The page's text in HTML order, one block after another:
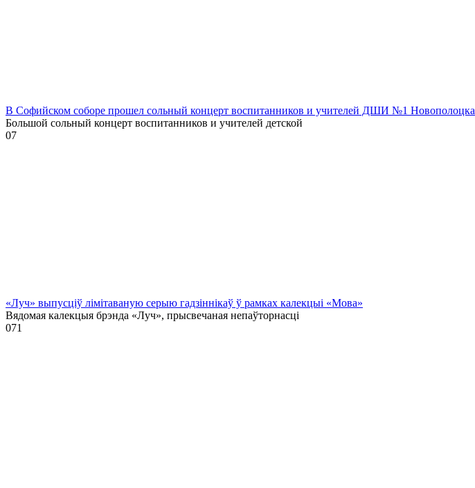
В Софийском соборе прошел сольный концерт воспитанников и учителей ДШИ №1 Новополоцка
Большой сольный концерт воспитанников и учителей детской
07
«Луч» выпусціў лiмiтаваную серыю гадзіннікаў ў рамках калекцыі «Мова»
Вядомая калекцыя брэнда «Луч», прысвечаная непаўторнасці
071